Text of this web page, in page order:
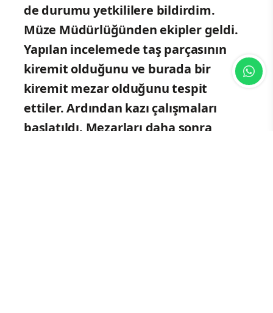
de durumu yetkililere bildirdim.
Müze Müdürlüğünden ekipler geldi.
Yapılan incelemede taş parçasının
kiremit olduğunu ve burada bir
kiremit mezar olduğunu tespit
ettiler. Ardından kazı çalışmaları
başlatıldı. Mezarları daha sonra